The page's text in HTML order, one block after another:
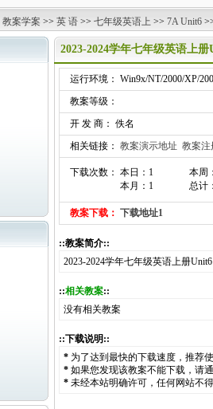
教案学案 >> 英 语 >> 七年级英语上 >> 7A Unit6
2023-2024学年七年级英语上
运行环境： Win9x/NT/2000/XP/
教案等级：
开 发 商： 佚名
相关链接： 教案演示地址 教案注
下载次数： 本日：1
本月：1
本周
总计
教案下载： 下载地址1
::教案简介::
2023-2024学年七年级英语上册
::相关教案::
没有相关教案
::下载说明::
* 为了达到最快的下载速度，推荐
* 如果您发现该教案不能下载，请
* 未经本站明确许可，任何网站不